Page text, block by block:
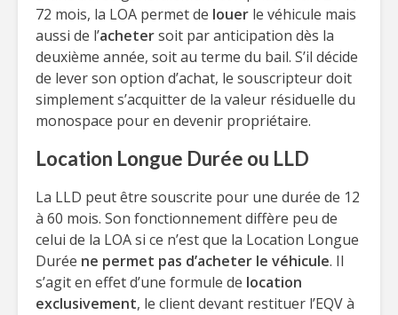
72 mois, la LOA permet de louer le véhicule mais
aussi de l’achetersoit par anticipation dès la
deuxième année, soit au terme du bail. S’il décide
de lever son option d’achat, le souscripteur doit
simplement s’acquitter de la valeur résiduelle du
monospace pour en devenir propriétaire.
Location Longue Durée ou LLD
La LLD peut être souscrite pour une durée de 12
à 60 mois. Son fonctionnement diffère peu de
celui de la LOA si ce n’est que la Location Longue
Durée ne permet pas d’acheter le véhicule. Il
s’agit en effet d’une formule de location
exclusivement, le client devant restituer l’EQV à